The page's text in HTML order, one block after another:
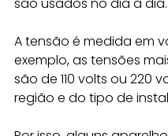
A tensão é medida em
exemplo, as tensões
são de 110 volts ou 220
região e do tipo de